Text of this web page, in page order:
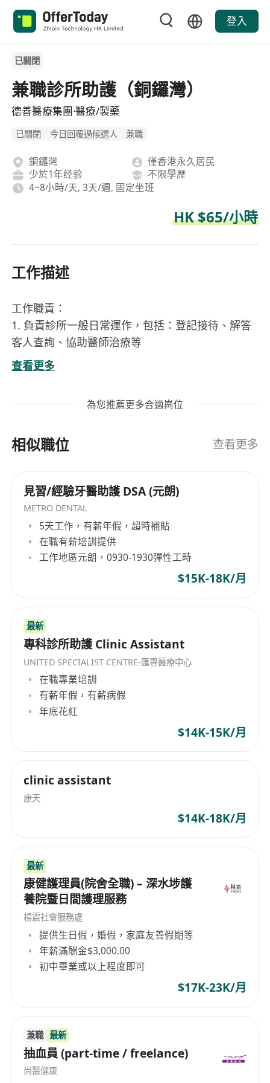
登入
已關閉
兼職診所助護（銅鑼灣）
德善醫療集團·醫療/製藥
已關閉 今日回覆過候選人 兼職
銅鑼灣
僅香港永久居民
少於1年经验
不限學歷
4~8小時/天, 3天/週, 固定坐班
HK $65/小時
工作描述
工作職責：
1. 負責診所一般日常運作，包括：登記接待、解答
客人查詢、協助醫師治療等
2. 懂中文打字及基本電腦操作；
3. 主動、有禮貌、有責任心、工作熱誠、善於溝
4. 具備中醫理療工作經驗優先考慮；
聘用途)
查看更多
為您推薦更多合適崗位
相似職位 查看更多
見習/經驗牙醫助護 DSA (元朗)
METRO DENTAL
5天工作，有薪年假，超時補貼
在職有薪培訓提供
工作地區元朗，0930-1930彈性工時
$15K-18K/月
最新
專科診所助護 Clinic Assistant
UNITED SPECIALIST CENTRE-匯專醫療中心
在職專業培訓
有薪年假，有薪病假
年底花紅
$14K-15K/月
clinic assistant
康天
$14K-18K/月
最新
康健護理員(院舍全職) – 深水埗護
養院暨日間護理服務
楊震社會服務處
提供生日假，婚假，家庭友善假期等
年薪滿酬金$3,000.00
初中畢業或以上程度即可
$17K-23K/月
兼職 最新
抽血員 (part-time / freelance)
尚醫健康